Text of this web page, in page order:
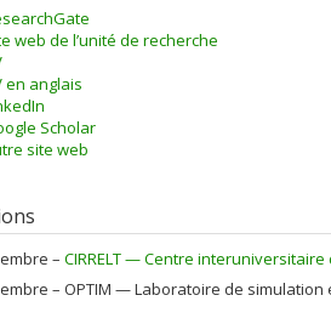
web de l’unité de recherche
en anglais
Scholar
site web
– CIRRELT — Centre
– OPTIM — Laboratoire de simulation